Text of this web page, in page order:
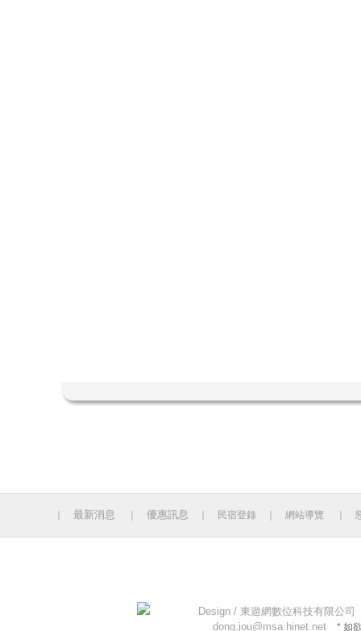
最新消息 優惠訊息 民宿登錄 網站導覽
Design / 東遊網數位科技有限公司
dong.jou@msa.hinet.net
* 如